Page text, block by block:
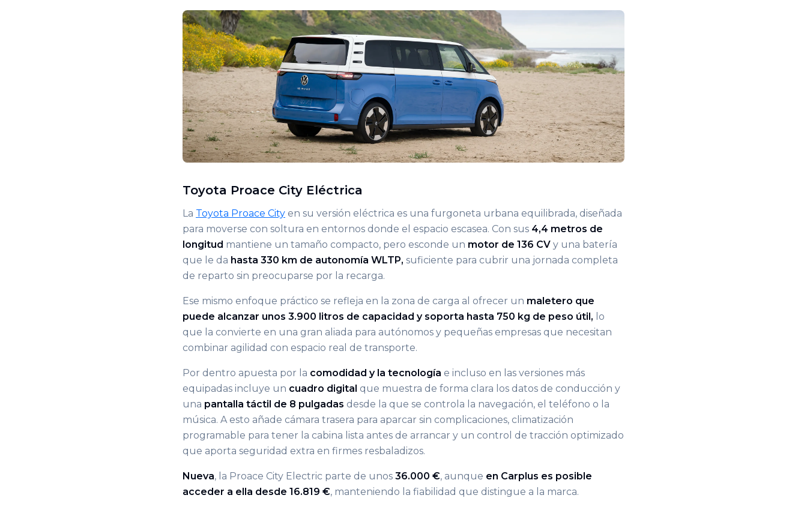
Toyota Proace City Eléctrica
La Toyota Proace City en su versión eléctrica es una furgoneta urbana equilibrada, diseñada
para moverse con soltura en entornos donde el espacio escasea. Con sus 4,4 metros de
longitud mantiene un tamaño compacto, pero esconde un motor de 136 CV y una batería
que le da hasta 330 km de autonomía WLTP, suficiente para cubrir una jornada completa
de reparto sin preocuparse por la recarga.
Ese mismo enfoque práctico se refleja en la zona de carga al ofrecer un maletero que
puede alcanzar unos 3.900 litros de capacidad y soporta hasta 750 kg de peso útil, lo
que la convierte en una gran aliada para autónomos y pequeñas empresas que necesitan
combinar agilidad con espacio real de transporte.
Por dentro apuesta por la comodidad y la tecnología e incluso en las versiones más
equipadas incluye un cuadro digital que muestra de forma clara los datos de conducción y
una pantalla táctil de 8 pulgadas desde la que se controla la navegación, el teléfono o la
música. A esto añade cámara trasera para aparcar sin complicaciones, climatización
programable para tener la cabina lista antes de arrancar y un control de tracción optimizado
que aporta seguridad extra en firmes resbaladizos.
Nueva, la Proace City Electric parte de unos 36.000 €, aunque en Carplus es posible
acceder a ella desde 16.819 €, manteniendo la fiabilidad que distingue a la marca.